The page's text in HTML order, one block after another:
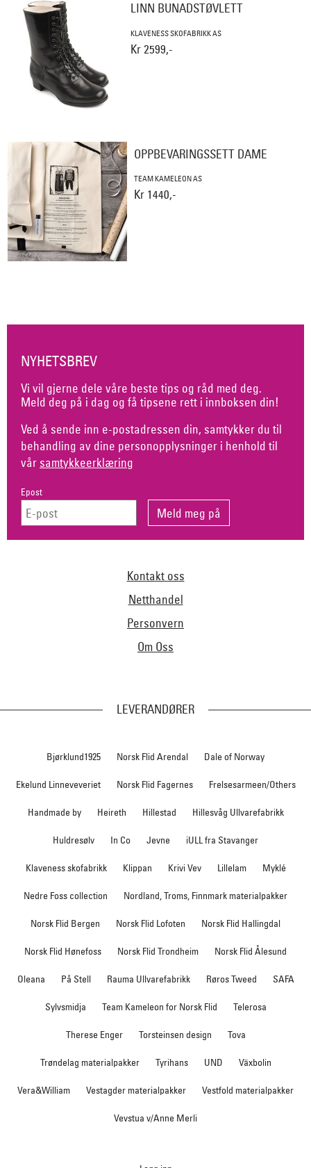
LINN BUNADSTØVLETT
KLAVENESS SKOFABRIKK AS
Kr 2599,-
OPPBEVARINGSSETT DAME
TEAM KAMELEON AS
Kr 1440,-
NYHETSBREV
Vi vil gjerne dele våre beste tips og råd med deg.
Meld deg på i dag og få tipsene rett i innboksen din!
Ved å sende inn e-postadressen din, samtykker du til
behandling av dine personopplysninger i henhold til
vår samtykkeerklæring
Epost
Kontakt oss
Netthandel
Personvern
Om Oss
LEVERANDØRER
Bjørklund1925 Norsk Flid Arendal Dale of Norway
Ekelund Linneveveriet Norsk Flid Fagernes Frelsesarmeen/Others
Handmade by Heireth Hillestad Hillesvåg Ullvarefabrikk
Huldresølv In Co Jevne iULL fra Stavanger
Klaveness skofabrikk Klippan Krivi Vev Lillelam Myklé
Nedre Foss collection Nordland, Troms, Finnmark materialpakker
Norsk Flid Bergen Norsk Flid Lofoten Norsk Flid Hallingdal
Norsk Flid Hønefoss Norsk Flid Trondheim Norsk Flid Ålesund
Oleana På Stell Rauma Ullvarefabrikk Røros Tweed SAFA
Sylvsmidja Team Kameleon for Norsk Flid Telerosa
Therese Enger Torsteinsen design Tova
Trøndelag materialpakker Tyrihans UND Växbolin
Vera&William Vestagder materialpakker Vestfold materialpakker
Vevstua v/Anne Merli